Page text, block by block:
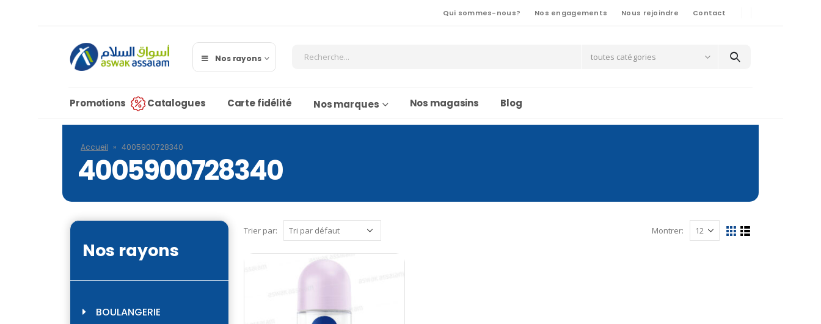
Qui sommes-nous? Nos engagements Nous rejoindre Contact
Nos rayons toutes catégories
Promotions Catalogues Carte fidélité Nos marques Nos magasins Blog
Accueil » 4005900728340
4005900728340
Trier par: Montrer:
Nos rayons
BOULANGERIE